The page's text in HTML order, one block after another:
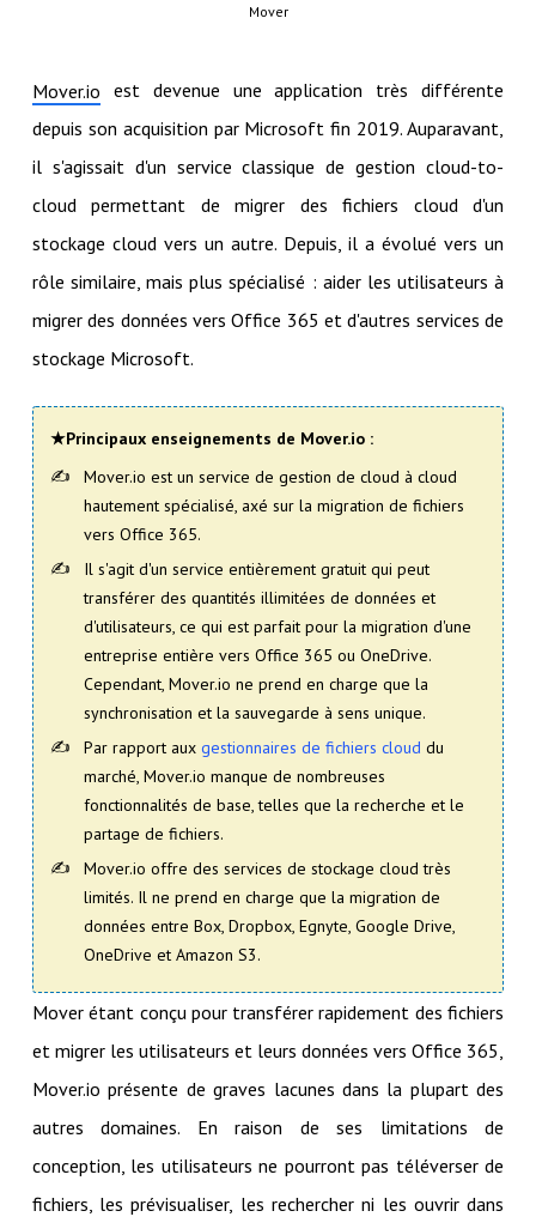
Mover
Mover.io est devenue une application très différente
depuis son acquisition par Microsoft fin 2019. Auparavant,
il s'agissait d'un service classique de gestion cloud-to-
cloud permettant de migrer des fichiers cloud d'un
stockage cloud vers un autre. Depuis, il a évolué vers un
rôle similaire, mais plus spécialisé : aider les utilisateurs à
migrer des données vers Office 365 et d'autres services de
stockage Microsoft.
★Principaux enseignements de Mover.io :
Mover.io est un service de gestion de cloud à cloud
hautement spécialisé, axé sur la migration de fichiers
vers Office 365.
Il s'agit d'un service entièrement gratuit qui peut
transférer des quantités illimitées de données et
d'utilisateurs, ce qui est parfait pour la migration d'une
entreprise entière vers Office 365 ou OneDrive.
Cependant, Mover.io ne prend en charge que la
synchronisation et la sauvegarde à sens unique.
Par rapport aux gestionnaires de fichiers cloud du
marché, Mover.io manque de nombreuses
fonctionnalités de base, telles que la recherche et le
partage de fichiers.
Mover.io offre des services de stockage cloud très
limités. Il ne prend en charge que la migration de
données entre Box, Dropbox, Egnyte, Google Drive,
OneDrive et Amazon S3.
Mover étant conçu pour transférer rapidement des fichiers
et migrer les utilisateurs et leurs données vers Office 365,
Mover.io présente de graves lacunes dans la plupart des
autres domaines. En raison de ses limitations de
conception, les utilisateurs ne pourront pas téléverser de
fichiers, les prévisualiser, les rechercher ni les ouvrir dans